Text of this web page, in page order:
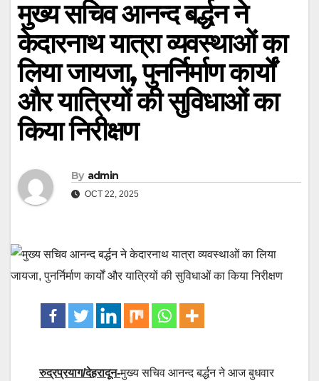
मुख्य सचिव आनन्द बर्द्धन ने
केदारनाथ यात्रा व्यवस्थाओं का
लिया जायजा, पुनर्निर्माण कार्यों
और यात्रियों की सुविधाओं का
किया निरीक्षण
By admin
OCT 22, 2025
रुद्रप्रयाग/देहरादून-मुख्य सचिव आनन्द बर्द्धन ने आज बुधवार